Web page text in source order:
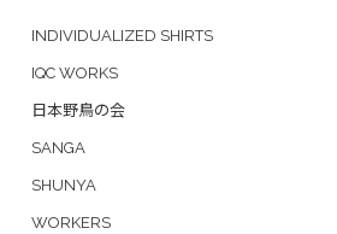
INDIVIDUALIZED SHIRTS
IQC WORKS
日本野鳥の会
SANGA
SHUNYA
WORKERS